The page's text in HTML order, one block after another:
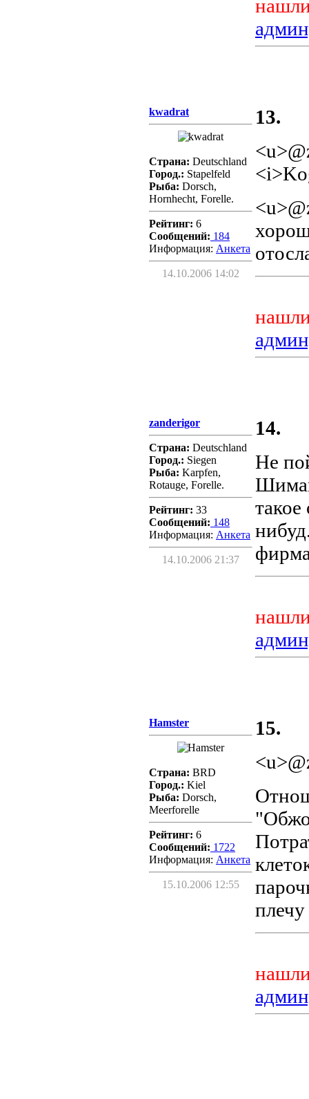
kwadrat
Страна: Deutschland
Город.: Stapelfeld
Рыба: Dorsch,
Hornhecht, Forelle.
Рейтинг: 6
Сообщений: 184
Информация: Aнкета
14.10.2006 14:02
13.
zanderigor
Страна: Deutschland
Город.: Siegen
Рыба: Karpfen,
Rotauge, Forelle.
Рейтинг: 33
Сообщений: 148
Информация: Aнкета
14.10.2006 21:37
14.
Не
Hamster
Страна: BRD
Город.: Kiel
Рыба: Dorsch,
Meerforelle
Рейтинг: 6
Сообщений: 1722
Информация: Aнкета
15.10.2006 12:55
15.